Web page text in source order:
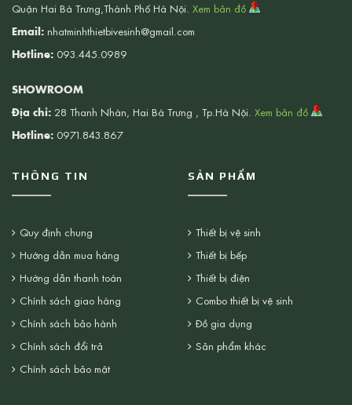
Quận Hai Bà Trưng,Thành Phố Hà Nội. Xem bản đồ
Email: nhatminhthietbivesinh@gmail.com
Hotline: 093.445.0989
SHOWROOM
Địa chỉ: 28 Thanh Nhàn, Hai Bà Trưng , Tp.Hà Nội. Xem bản đồ
Hotline: 0971.843.867
THÔNG TIN
Quy định chung
Hướng dẫn mua hàng
Hướng dẫn thanh toán
Chính sách giao hàng
Chính sách bảo hành
Chính sách đổi trả
Chính sách bảo mật
SẢN PHẨM
Thiết bị vệ sinh
Thiết bị bếp
Thiết bị điện
Combo thiết bị vệ sinh
Đồ gia dụng
Sản phẩm khác